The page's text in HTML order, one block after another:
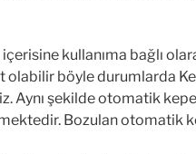
kullanıma bağlı
olabilir böyle durumlarda
Aynı şekilde otomatik
Bozulan otomatik